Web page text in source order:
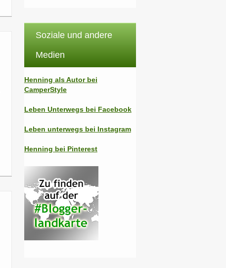
Soziale und andere
Medien
Henning als Autor bei
CamperStyle
Leben Unterwegs bei Facebook
Leben unterwegs bei Instagram
Henning bei Pinterest